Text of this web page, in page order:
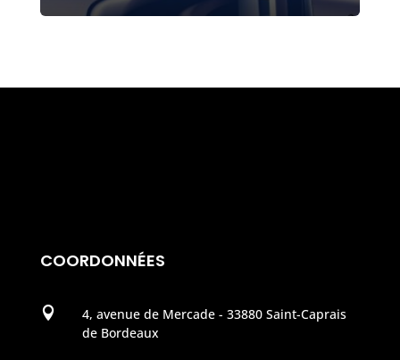
COORDONNÉES

4, avenue de Mercade - 33880 Saint-Caprais
de Bordeaux